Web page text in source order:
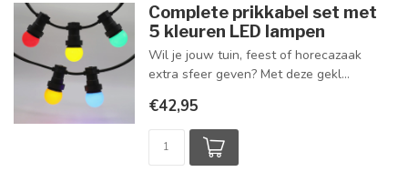
Complete prikkabel set met
5 kleuren LED lampen
Wil je jouw tuin, feest of horecazaak
extra sfeer geven? Met deze gekl...
€42,95